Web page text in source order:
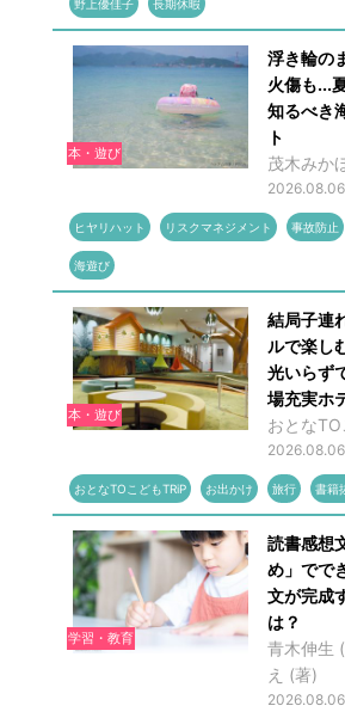
野上優佳子 長期休暇
本・遊び
浮き輪の
火傷も...
知るべき
ト
茂木みか
2026.08.06
ヒヤリハット リスクマネジメント 事故防止
海遊び
本・遊び
結局子連
ルで楽し
光いらず
場充実ホ
おとな
2026.08.06
おとなTOこどもTRiP お出かけ 旅行 書籍
学習・教育
読書感想
め」でで
文が完成
は？
青木伸生
え (著)
2026.08.06